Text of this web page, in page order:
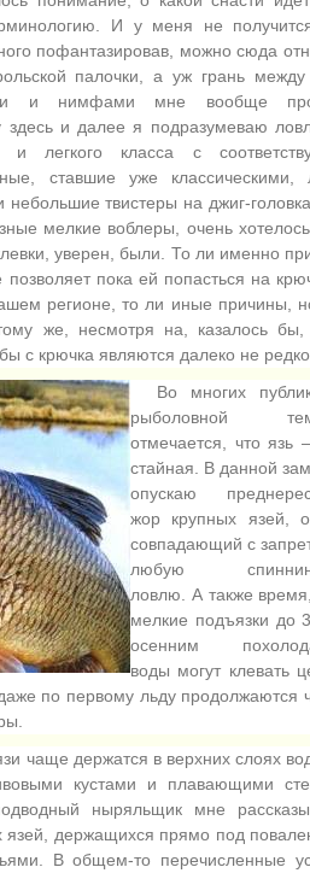
И у меня не
пофантазировав, можно сюда
палочки, а уж грань
и нимфами мне вообще
здесь и далее я подразумеваю
и легкого класса с
ставшие уже классическими,
твистеры на джиг-
мелкие воблеры, очень
уверен, были. То ли именно
пока ей попасться на
регионе, то ли иные причины,
же, несмотря на, казалось бы,
с крючка являются далеко не
Во многих
рыболовной
отмечается, что язь
стайная. В данной
опускаю
жор крупных язей,
совпадающий с
любую
ловлю. А также
мелкие подъязки до
осенним
воды могут клевать
по первому льду продолжаются
чаще держатся в верхних слоях
кустами и плавающими
ныряльщик мне
язей, держащихся прямо под
В общем-то перечисленные